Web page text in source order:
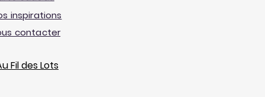
inspirations
contacter
Fil des Lots